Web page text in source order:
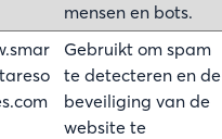
mensen en bots.
Gebruikt om spam
te detecteren en de
beveiliging van de
website te